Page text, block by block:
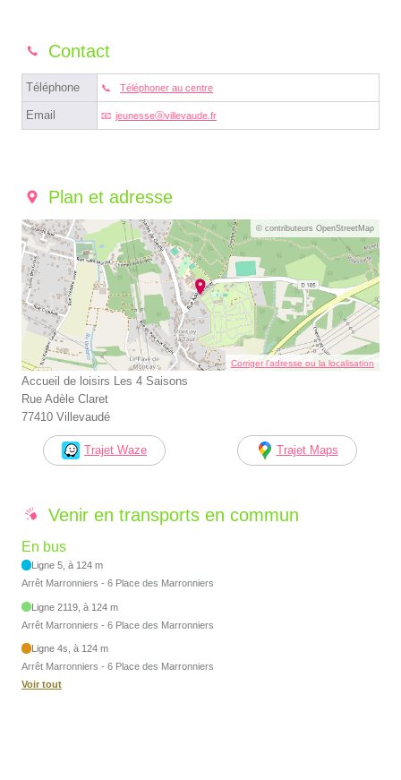
Contact
Téléphone Téléphoner au centre
Email jeunesseⓐvillevaude.fr
Plan et adresse
© contributeurs OpenStreetMap
Corriger l’adresse ou la localisation
Accueil de loisirs Les 4 Saisons
Rue Adèle Claret
77410 Villevaudé
Trajet Waze Trajet Maps
Venir en transports en commun
En bus
Ligne 5, à 124 m
Arrêt Marronniers - 6 Place des Marronniers
Ligne 2119, à 124 m
Arrêt Marronniers - 6 Place des Marronniers
Ligne 4s, à 124 m
Arrêt Marronniers - 6 Place des Marronniers
Voir tout